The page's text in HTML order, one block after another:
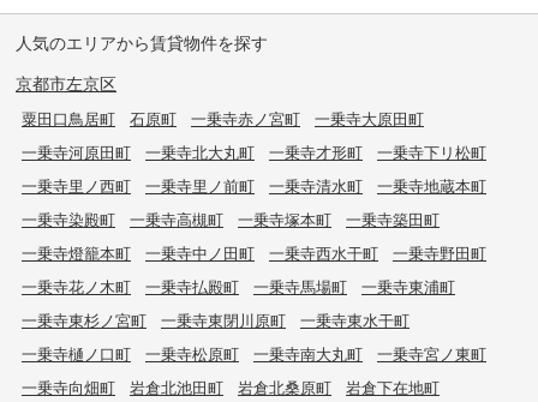
人気のエリアから賃貸物件を探す
京都市左京区
粟田口鳥居町 石原町 一乗寺赤ノ宮町
一乗寺大原田町
一乗寺河原田町
一乗寺北大丸町 一乗寺才形町
一乗寺下リ松町
一乗寺里ノ西町
一乗寺里ノ前町 一乗寺清水町
一乗寺地蔵本町
一乗寺染殿町
一乗寺高槻町 一乗寺塚本町
一乗寺築田町
一乗寺燈籠本町
一乗寺中ノ田町 一乗寺西水干町
一乗寺野田町
一乗寺花ノ木町
一乗寺払殿町 一乗寺馬場町
一乗寺東浦町
一乗寺東杉ノ宮町
一乗寺東閉川原町
一乗寺東水干町
一乗寺樋ノ口町
一乗寺松原町 一乗寺南大丸町
一乗寺宮ノ東町
一乗寺向畑町
岩倉北池田町 岩倉北桑原町 岩倉下在地町